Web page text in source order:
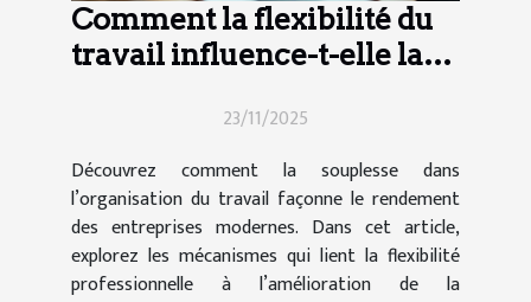
Comment la flexibilité du
travail influence-t-elle la
23/11/2025
Découvrez comment la souplesse dans
l’organisation du travail façonne le rendement
des entreprises modernes. Dans cet article,
explorez les mécanismes qui lient la flexibilité
professionnelle à l’amélioration de la